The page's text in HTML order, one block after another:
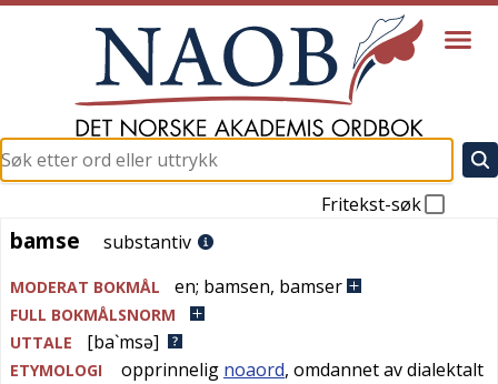
Fritekst-søk
bamse
bamse substantiv
MODERAT BOKMÅL en; bamsen, bamser
FULL BOKMÅLSNORM
UTTALE
[ba`msə]
ETYMOLOGI opprinnelig noaord, omdannet avdialektalt